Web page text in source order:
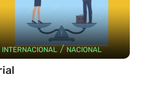
INTERNACIONAL /NACIONAL